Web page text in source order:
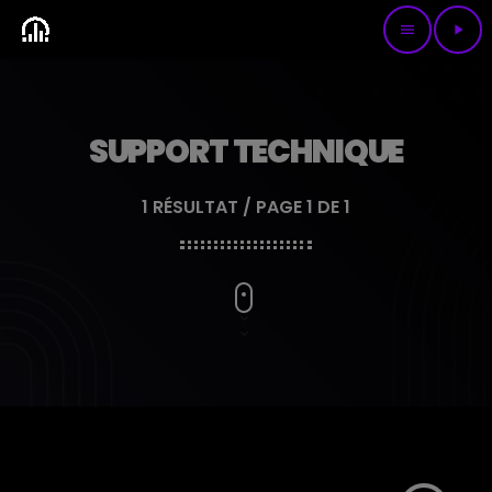
menu play_arrow
SUPPORT TECHNIQUE
1 RÉSULTAT / PAGE 1 DE 1